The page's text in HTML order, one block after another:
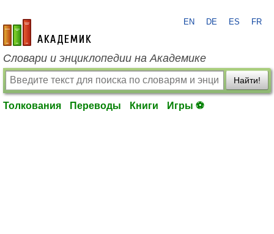
academic.ru
EN DE ES FR
Словари и энциклопедии на Академике
Найти!
Толкования Переводы Книги Игры ⚽